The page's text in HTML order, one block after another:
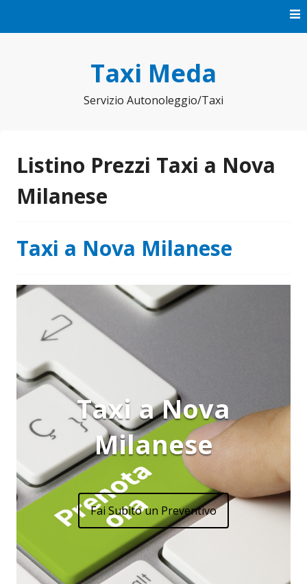
Taxi Meda
Servizio Autonoleggio/Taxi
Listino Prezzi Taxi a Nova
Milanese
Taxi a Nova Milanese
Taxi a Nova
Milanese
Fai Subito un Preventivo